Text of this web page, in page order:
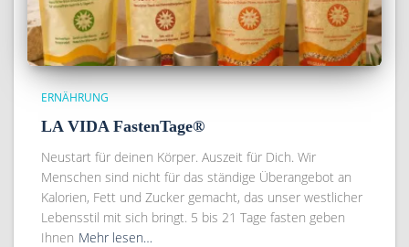
ERNÄHRUNG
LA VIDA FastenTage®
Neustart für deinen Körper. Auszeit für Dich. Wir
Menschen sind nicht für das ständige Überangebot an
Kalorien, Fett und Zucker gemacht, das unser westlicher
Lebensstil mit sich bringt. 5 bis 21 Tage fasten geben
Ihnen Mehr lesen…